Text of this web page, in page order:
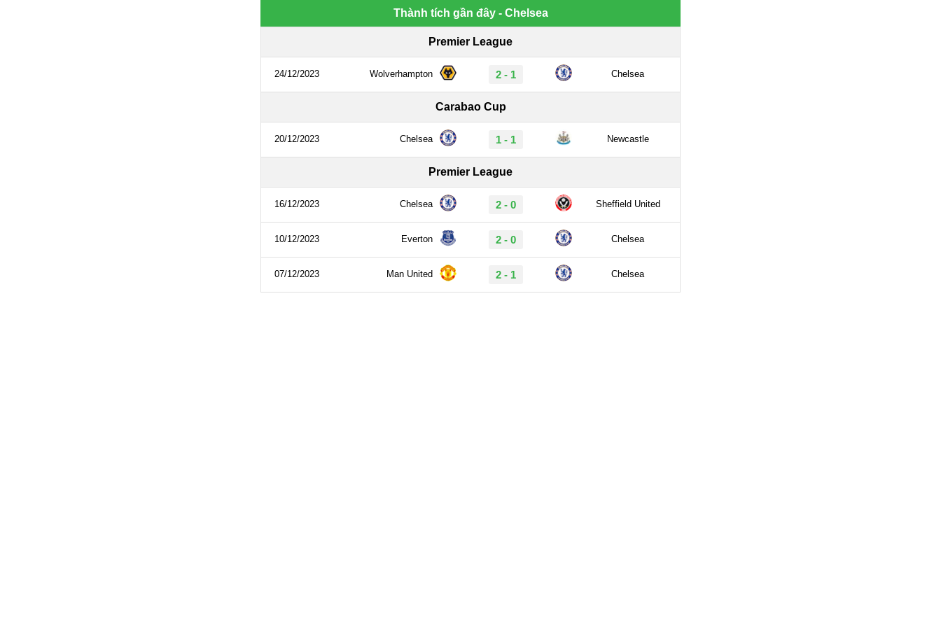
Thành tích gần đây - Chelsea
Premier League
24/12/2023 Wolverhampton 2 - 1 Chelsea
Carabao Cup
20/12/2023 Chelsea 1 - 1 Newcastle
Premier League
16/12/2023 Chelsea 2 - 0 Sheffield United
10/12/2023 Everton 2 - 0 Chelsea
07/12/2023 Man United 2 - 1 Chelsea